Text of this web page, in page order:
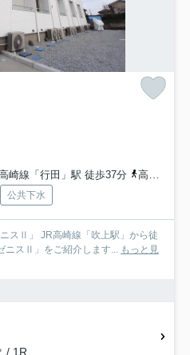
崎線「行田」駅 徒歩37分 高崎線「北鴻巣」駅 徒歩37分
公共下水
スⅡ」 JR高崎線「吹上駅」から徒
ニスⅡ」をご紹介します... もっと見
/ 1R